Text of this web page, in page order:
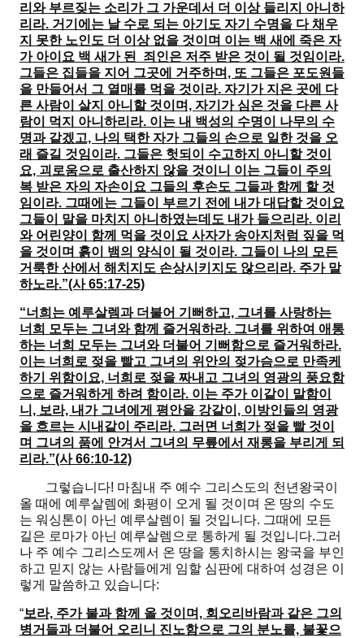
리와 부르짖는 소리가 그 가운데서 더 이상 들리지 아니하
리라. 거기에는 날 수로 되는 아기도 자기 수명을 다 채우
지 못한 노인도 더 이상 없을 것이며 이는 백 새에 죽은 자
가 아이요 백 새가 된 죄인은 저주 받은 것이 될 것임이라.
그들은 집들을 지어 그곳에 거주하며, 또 그들은 포도원들
을 만들어서 그 열매를 먹을 것이라. 자기가 지은 곳에 다
른 사람이 살지 아니할 것이며, 자기가 심은 것을 다른 사
람이 먹지 아니하리라. 이는 내 백성의 수명이 나무의 수
명과 같겠고, 나의 택한 자가 그들의 손으로 일한 것을 오
래 즐길 것임이라. 그들은 헛되이 수고하지 아니할 것이
요, 괴로움으로 출산하지 않을 것이니 이는 그들이 주의
복 받은 자의 자손이요 그들의 후손도 그들과 함께 할 것
임이라. 그때에는 그들이 부르기 전에 내가 대답할 것이요
그들이 말을 마치지 아니하였는데도 내가 들으리라. 이리
와 어린양이 함께 먹을 것이요 사자가 송아지처럼 짚을 먹
을 것이며 흙이 뱀의 양식이 될 것이라. 그들이 나의 모든
거룩한 산에서 해치지도 손상시키지도 않으리라. 주가 말
하노라.”(사 65:17-25)
“너희는 예루살렘과 더불어 기뻐하고, 그녀를 사랑하는
너희 모두는 그녀와 함께 즐거워하라. 그녀를 위하여 애통
하는 너희 모두는 그녀와 더불어 기뻐함으로 즐거워하라.
이는 너희로 젖을 빨고 그녀의 위안의 젖가슴으로 만족케
하기 위함이요, 너희로 젖을 짜내고 그녀의 영광의 풍요함
으로 즐거워하게 하려 함이라. 이는 주가 이같이 말함이
니, 보라, 내가 그녀에게 평안을 강같이, 이방인들의 영광
을 흐르는 시내같이 주리라. 그러면 너희가 젖을 빨 것이
며 그녀의 품에 안겨서 그녀의 무릎에서 재롱을 부리게 되
리라.”(사 66:10-12)
그렇습니다! 마침내 주 예수 그리스도의 천년왕국이
올 때에 예루살렘에 화평이 오게 될 것이며 온 땅의 수도
는 워싱톤이 아닌 예루살렘이 될 것입니다. 그때에 모든
길은 로마가 아닌 예루살렘으로 통하게 될 것입니다.그러
나 주 예수 그리스도께서 온 땅을 통치하시는 왕국을 부인
하고 믿지 않는 사람들에게 임할 심판에 대하여 성경은 이
렇게 말씀하고 있습니다:
“보라, 주가 불과 함께 올 것이며, 회오리바람과 같은 그의
병거들과 더불어 오리니 진노함으로 그의 분노를, 불꽃으